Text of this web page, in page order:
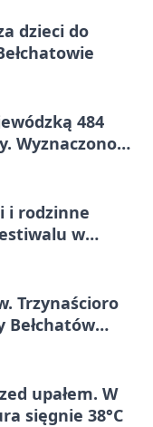
dzieci do
484
Wyznaczono
i rodzinne
w
Trzynaścioro
Bełchatów
upałem. W
sięgnie 38°C